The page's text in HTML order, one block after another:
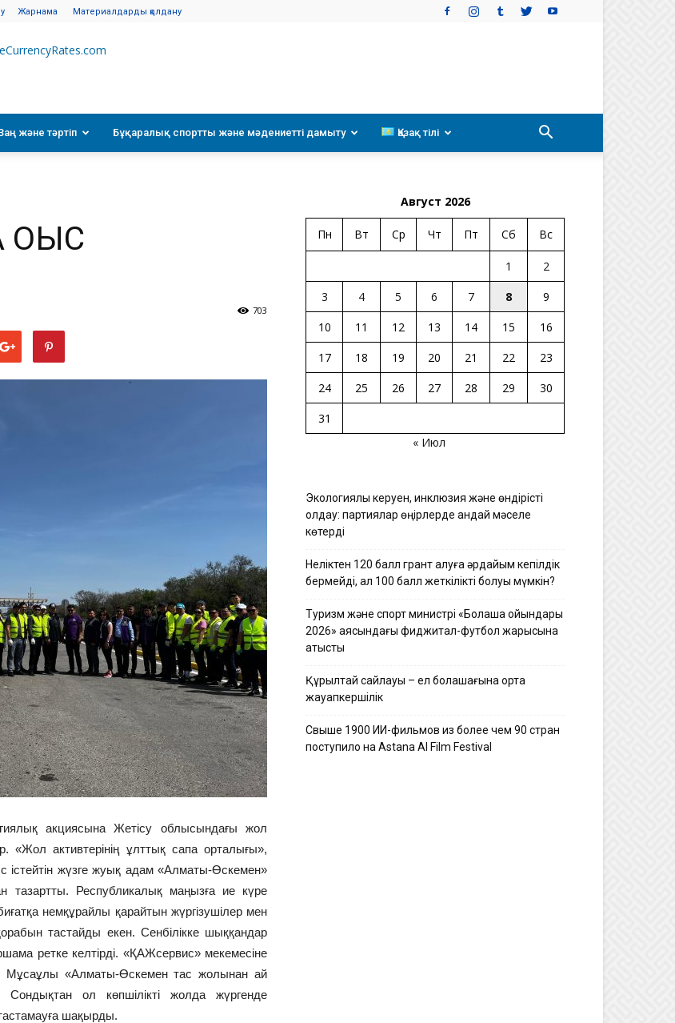
Жарнама Материалдарды қолдану
және тәртіп Бұқаралық спортты және мәдениетті дамыту Қазақ тілі
703
акциясына Жетісу облысындағы жол
активтерінің ұлттық сапа орталығы»,
жүзге жуық адам «Алматы-Өскемен»
тазартты. Республикалық маңызға ие күре
немқұрайлы қарайтын жүргізушілер мен
тастайды екен. Сенбілікке шыққандар
ретке келтірді. «ҚАЖсервис» мекемесіне
Мұсаұлы «Алматы-Өскемен тас жолынан ай
ол көпшілікті жолда жүргенде
шақырды.
Август 2026
Пн Вт Ср Чт Пт Сб Вс
1
2
3
4 5 6 7 8
9
10
11 12 13 14 15
16
17
18 19 20 21 22
23
24
25 26 27 28 29
30
31
« Июл
Экологиялық керуен, инклюзия және өндірісті
қолдау: партиялар өңірлерде қандай мәселе
көтерді
Неліктен 120 балл грант алуға әрдайым кепілдік
бермейді, ал 100 балл жеткілікті болуы мүмкін?
Туризм және спорт министрі «Болашақ ойындары
2026» аясындағы фиджитал-футбол жарысына
қатысты
Құрылтай сайлауы – ел болашағына ортақ
жауапкершілік
Свыше 1900 ИИ-фильмов из более чем 90 стран
поступило на Astana AI Film Festival